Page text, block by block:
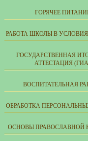
ГОРЯЧЕЕ
РАБОТА ШКОЛЫ В
ГОСУДАРСТВЕННАЯ
АТТЕСТАЦИЯ
ВОСПИТАТЕЛЬНАЯ
ОБРАБОТКА
ОСНОВЫ ПРАВОСЛАВНОЙ